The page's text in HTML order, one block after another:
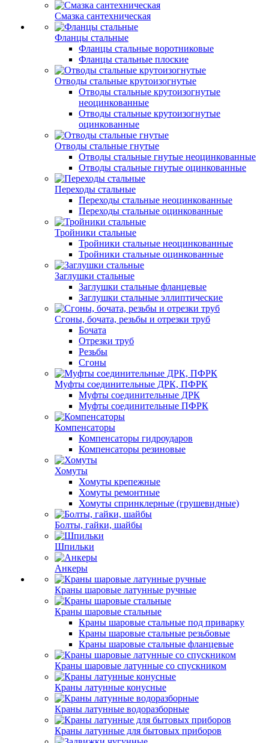
Смазка сантехническая
Фланцы стальные
Фланцы стальные воротниковые
Фланцы стальные плоские
Отводы стальные крутоизогнутые
Отводы стальные крутоизогнутые
неоцинкованные
Отводы стальные крутоизогнутые
оцинкованные
Отводы стальные гнутые
Отводы стальные гнутые неоцинкованные
Отводы стальные гнутые оцинкованные
Переходы стальные
Переходы стальные неоцинкованные
Переходы стальные оцинкованные
Тройники стальные
Тройники стальные неоцинкованные
Тройники стальные оцинкованные
Заглушки стальные
Заглушки стальные фланцевые
Заглушки стальные эллиптические
Сгоны, бочата, резьбы и отрезки труб
Бочата
Отрезки труб
Резьбы
Сгоны
Муфты соединительные ДРК, ПФРК
Муфты соединительные ДРК
Муфты соединительные ПФРК
Компенсаторы
Компенсаторы гидроударов
Компенсаторы резиновые
Хомуты
Хомуты крепежные
Хомуты ремонтные
Хомуты спринклерные (грушевидные)
Болты, гайки, шайбы
Шпильки
Анкеры
Краны шаровые латунные ручные
Краны шаровые стальные
Краны шаровые стальные под приварку
Краны шаровые стальные резьбовые
Краны шаровые стальные фланцевые
Краны шаровые латунные со спускником
Краны латунные конусные
Краны латунные водоразборные
Краны латунные для бытовых приборов